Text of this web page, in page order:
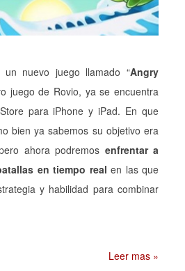
nuevo juego llamado “Angry
juego de Rovio, ya se encuentra
para iPhone y iPad. En que
bien ya sabemos su objetivo era
ahora podremos enfrentar a
en tiempo real en las que
y habilidad para combinar
Leer mas »